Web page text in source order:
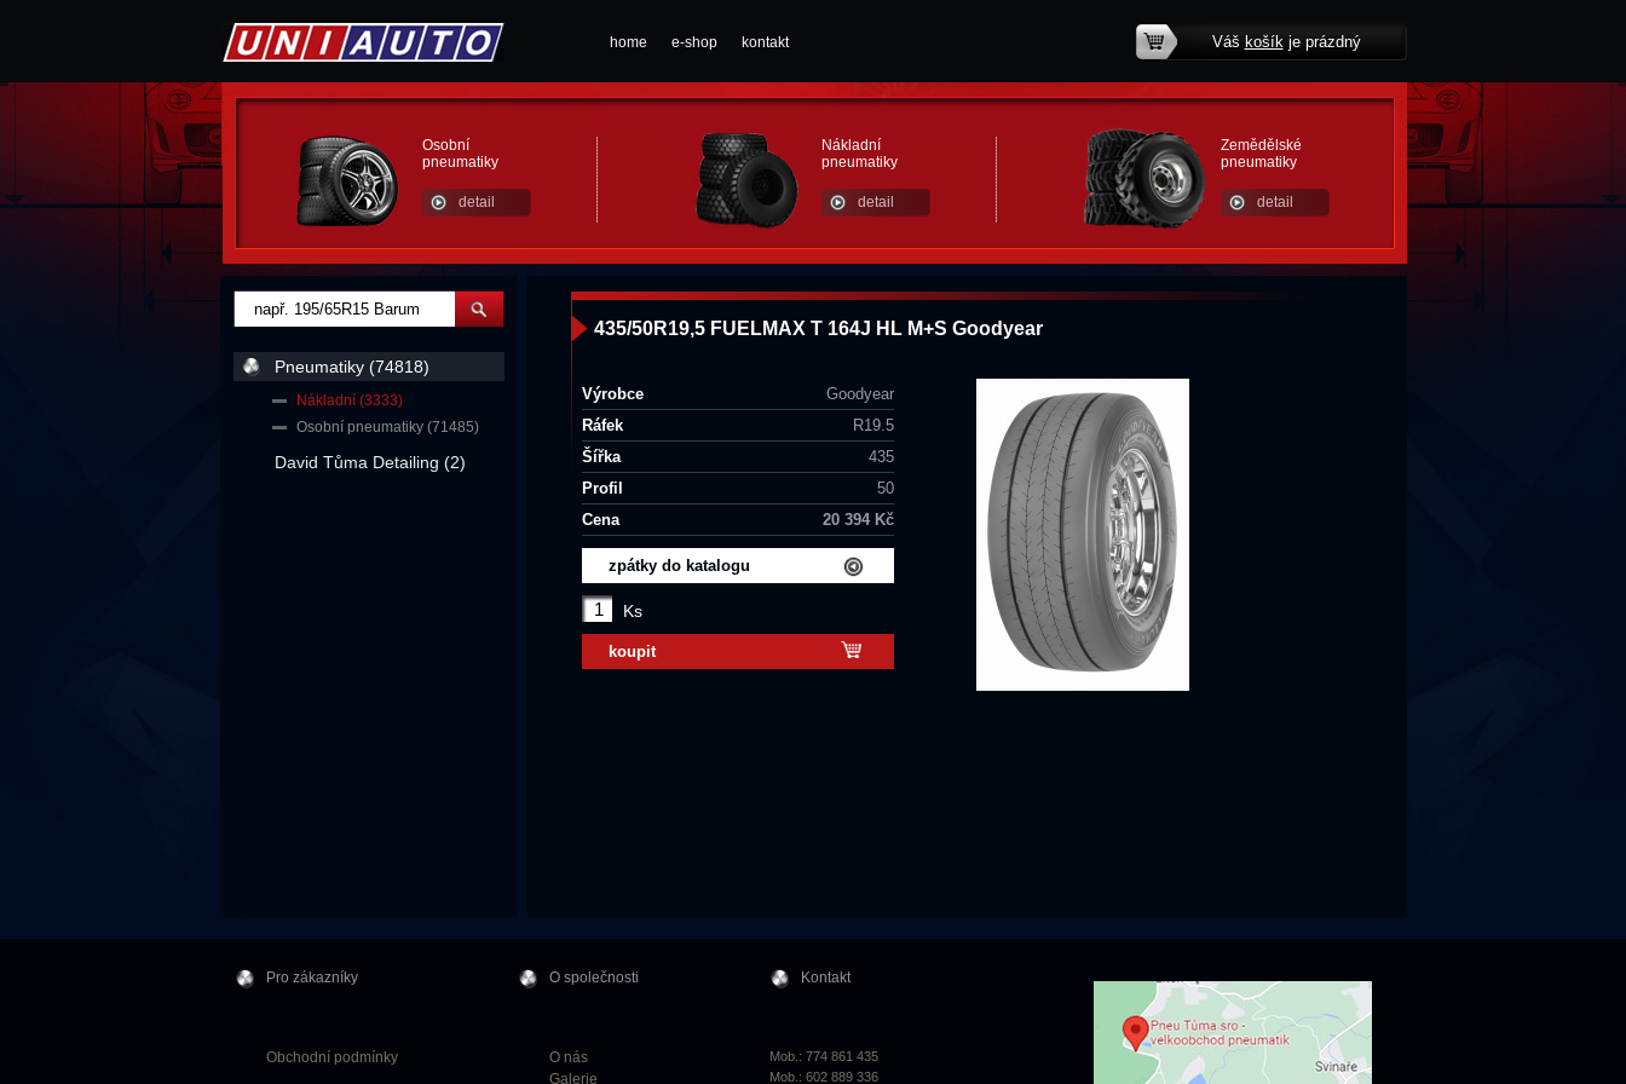
home e-shop kontakt Váš košíkje prázdný
Osobní
pneumatiky
detail
Nákladní
pneumatiky
detail
Zemědělské
pneumatiky
detail
435/50R19,5 FUELMAX T 164J HL M+S Goodyear
Výrobce
Goodyear
Ráfek
R19.5
Šířka
435
Profil
50
Cena
20 394 Kč
zpátky do katalogu
Ks
koupit
Pneumatiky (74818)
Nákladní (3333)
Osobní pneumatiky (71485)
David Tůma Detailing (2)
Pro zákazníky
Obchodní podmínky
O společnosti
O nás
Galerie
Kontakt
Mob.: 774 861 435
Mob.: 602 889 336